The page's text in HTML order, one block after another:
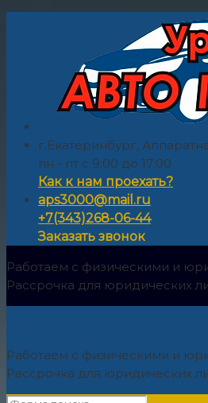
г.Екатеринбург,
пн - пт с 9:00 до 17:00
Как к нам проехать?
aps3000@mail.ru
+7(343)268-06-44
Заказать звонок
Работаем с физическими и
Рассрочка для юридических
Работаем с физическими и
Рассрочка для юридических